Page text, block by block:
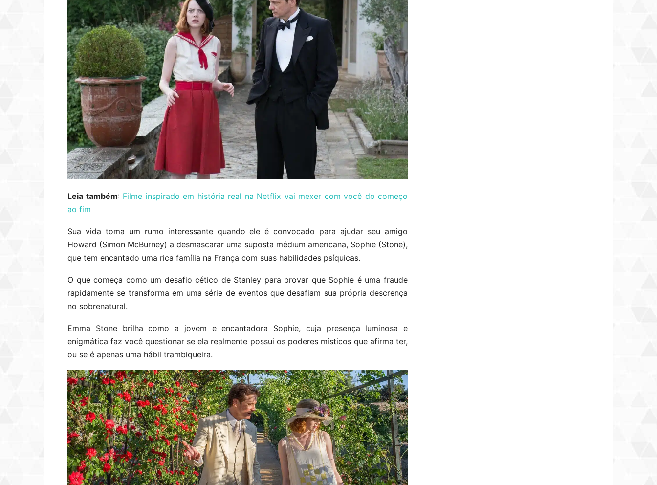
Leia também: Filme inspirado em história real na Netflix vai mexer com você do começo
ao fim
Sua vida toma um rumo interessante quando ele é convocado para ajudar seu amigo
Howard (Simon McBurney) a desmascarar uma suposta médium americana, Sophie (Stone),
que tem encantado uma rica família na França com suas habilidades psíquicas.
O que começa como um desafio cético de Stanley para provar que Sophie é uma fraude
rapidamente se transforma em uma série de eventos que desafiam sua própria descrença
no sobrenatural.
Emma Stone brilha como a jovem e encantadora Sophie, cuja presença luminosa e
enigmática faz você questionar se ela realmente possui os poderes místicos que afirma ter,
ou se é apenas uma hábil trambiqueira.